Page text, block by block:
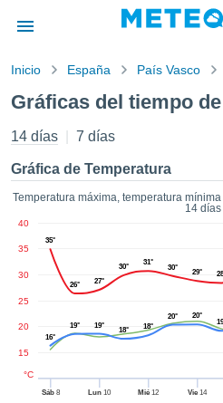
de
ha sido
por
para
que la
calidad.
a este
las
forma
digital
basada
Inicio España País Vasco
Gráficas del tiempo
14 días 7 días
Gráfica de Temperatura
Temperatura máxima, temperatura
14 días
Sáb8 Lun 10 Mié 12 Vie 14
15
20
25
30
35
40
°C
35°
26° 27°
30°
31°
30°
29°
16°
19° 19°
18° 18°
20° 20°